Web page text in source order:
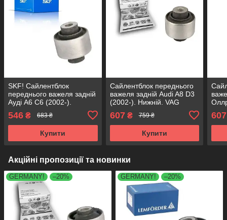
SKF! Сайлентблок
переднього важеля задній
Ауді А6 С6 (2002-).
Нижній. Німеччина! 27148
, JBU629 , VKDS331075
546 ₴ 683 ₴
Купити
Сайлентблок переднього
важеля задній Audi A8 D3
(2002-). Нижній. VAG
JBU629 , VKDS331075
607₴ 759 ₴
Купити
607
Акційні пропозиції та новинки
GERMANY! –20% GERMANY! –20%